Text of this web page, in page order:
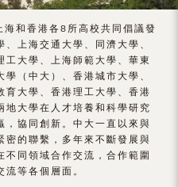
和香港各8所高校共同倡議發
上海交通大學、同濟大學、
工大學、上海師範大學、華東
（中大）、香港城市大學、
育大學、香港理工大學、香港
地大學在人才培養和科學研究
，協同創新。中大一直以來與
密的聯繫，多年來不斷發展與
不同領域合作交流，合作範圍
等各個層面。